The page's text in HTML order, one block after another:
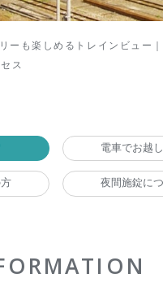
ーも楽しめるトレインビュー
ス
電車でお越
夜間施錠に